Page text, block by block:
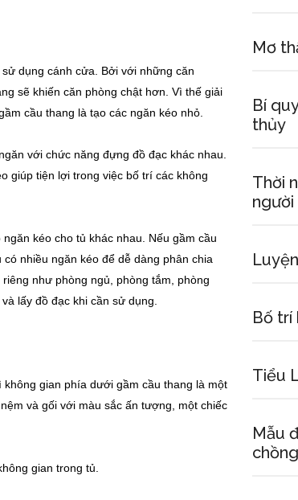
dụng cánh cửa. Bởi với những căn
sẽ khiến căn phòng chật hơn. Vì thế giải
cầu thang là tạo các ngăn kéo nhỏ.
với chức năng đựng đồ đạc khác nhau.
giúp tiện lợi trong việc bố trí các không
kéo cho tủ khác nhau. Nếu gầm cầu
nhiều ngăn kéo để dễ dàng phân chia
như phòng ngủ, phòng tắm, phòng
lấy đồ đạc khi cần sử dụng.
gian phía dưới gầm cầu thang là một
và gối với màu sắc ấn tượng, một chiếc
gian trong tủ.
Mơ
Bí
thủy
Thời
người
Bố trí
Tiểu
Mẫu
chồng